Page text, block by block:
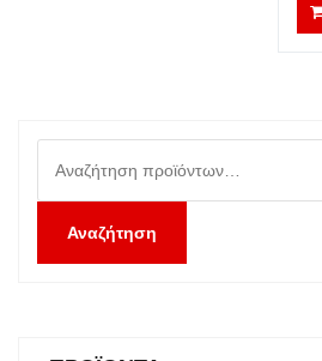
για:
Αναζήτηση